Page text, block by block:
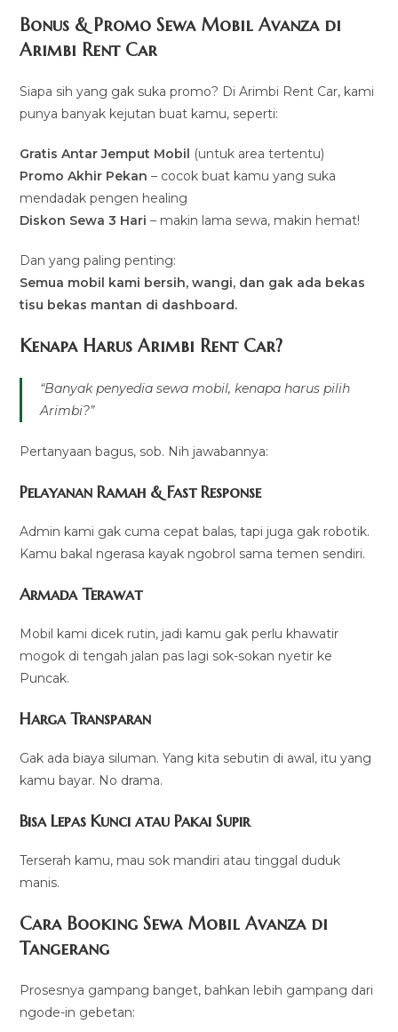
Bonus & Promo Sewa Mobil Avanza di
Arimbi Rent Car
Siapa sih yang gak suka promo? Di Arimbi Rent Car, kami
punya banyak kejutan buat kamu, seperti:
Gratis Antar Jemput Mobil (untuk area tertentu)
Promo Akhir Pekan – cocok buat kamu yang suka
mendadak pengen healing
Diskon Sewa 3 Hari – makin lama sewa, makin hemat!
Dan yang paling penting:
Semua mobil kami bersih, wangi, dan gak ada bekas
tisu bekas mantan di dashboard.
Kenapa Harus Arimbi Rent Car?
“Banyak penyedia sewa mobil, kenapa harus pilih
Arimbi?”
Pertanyaan bagus, sob. Nih jawabannya:
Pelayanan Ramah & Fast Response
Admin kami gak cuma cepat balas, tapi juga gak robotik.
Kamu bakal ngerasa kayak ngobrol sama temen sendiri.
Armada Terawat
Mobil kami dicek rutin, jadi kamu gak perlu khawatir
mogok di tengah jalan pas lagi sok-sokan nyetir ke
Puncak.
Harga Transparan
Gak ada biaya siluman. Yang kita sebutin di awal, itu yang
kamu bayar. No drama.
Bisa Lepas Kunci atau Pakai Supir
Terserah kamu, mau sok mandiri atau tinggal duduk
manis.
Cara Booking Sewa Mobil Avanza di
Tangerang
Prosesnya gampang banget, bahkan lebih gampang dari
ngode-in gebetan: